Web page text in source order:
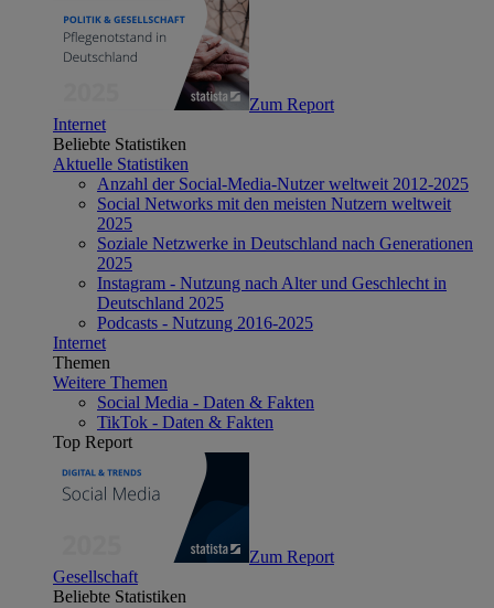
Zum Report
Internet
Beliebte Statistiken
Aktuelle Statistiken
Anzahl der Social-Media-Nutzer weltweit 2012-2025
Social Networks mit den meisten Nutzern weltweit
2025
Soziale Netzwerke in Deutschland nach Generationen
2025
Instagram - Nutzung nach Alter und Geschlecht in
Deutschland 2025
Podcasts - Nutzung 2016-2025
Internet
Themen
Weitere Themen
Social Media - Daten & Fakten
TikTok - Daten & Fakten
Top Report
Zum Report
Gesellschaft
Beliebte Statistiken